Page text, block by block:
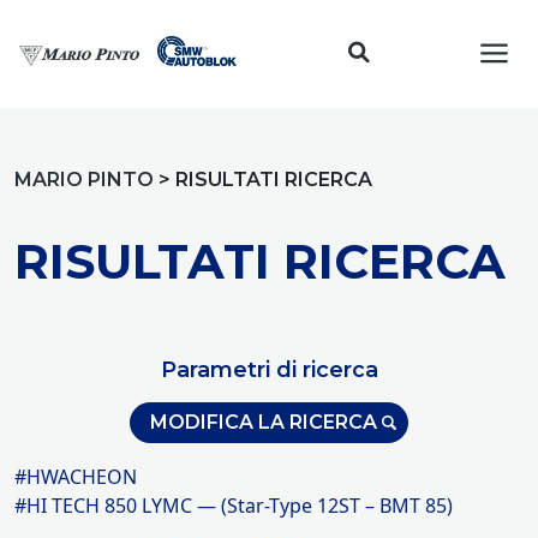
MARIO PINTO > RISULTATI RICERCA
RISULTATI RICERCA
Parametri di ricerca
MODIFICA LA RICERCA
#HWACHEON
#HI TECH 850 LYMC — (Star-Type 12ST – BMT 85)